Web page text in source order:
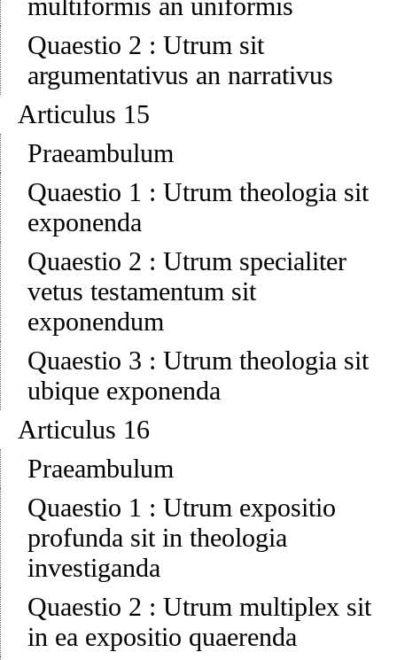
multiformis an uniformis
Quaestio 2 : Utrum sit
argumentativus an narrativus
Articulus 15
Praeambulum
Quaestio 1 : Utrum theologia sit
exponenda
Quaestio 2 : Utrum specialiter
vetus testamentum sit
exponendum
Quaestio 3 : Utrum theologia sit
ubique exponenda
Articulus 16
Praeambulum
Quaestio 1 : Utrum expositio
profunda sit in theologia
investiganda
Quaestio 2 : Utrum multiplex sit
in ea expositio quaerenda